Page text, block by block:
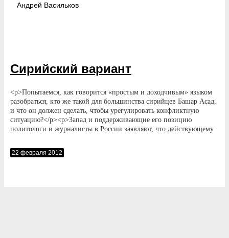
Андрей Васильков
Сирийский вариант
<p>Попытаемся, как говорится «простым и доходчивым» языком
разобраться, кто же такой для большинства сирийцев Башар Асад,
и что он должен сделать, чтобы урегулировать конфликтную
ситуацию?</p><p>Запад и поддерживающие его позицию
политологи и журналисты в России заявляют, что действующему
прежде немедленно разоружить армию перед лицом
«оппозиции», чтобы она «не стреляла из пушек по мирным
22 февраля 2012